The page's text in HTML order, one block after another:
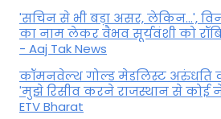
'सचिन से भी बड़ा असर, लेकिन...',
का नाम लेकर वैभव सूर्यवंशी को
- Aaj Tak News
कॉमनवेल्थ गोल्ड मे​डलिस्ट अरुंधति
'मुझे रिसीव करने राजस्थान से कोई
ETV Bharat